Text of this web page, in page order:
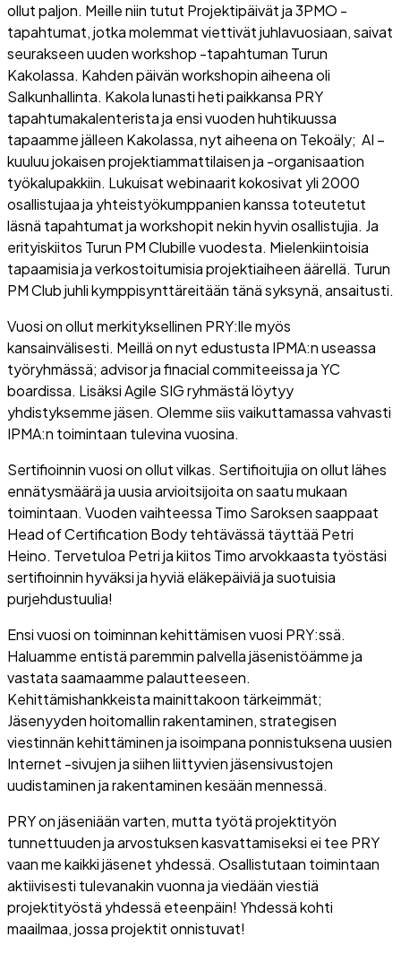
ollut paljon. Meille niin tutut Projektipäivät ja 3PMO -
tapahtumat, jotka molemmat viettivät juhlavuosiaan, saivat
seurakseen uuden workshop -tapahtuman Turun
Kakolassa. Kahden päivän workshopin aiheena oli
Salkunhallinta. Kakola lunasti heti paikkansa PRY
tapahtumakalenterista ja ensi vuoden huhtikuussa
tapaamme jälleen Kakolassa, nyt aiheena on Tekoäly; AI –
kuuluu jokaisen projektiammattilaisen ja -organisaation
työkalupakkiin. Lukuisat webinaarit kokosivat yli 2000
osallistujaa ja yhteistyökumppanien kanssa toteutetut
läsnä tapahtumat ja workshopit nekin hyvin osallistujia. Ja
erityiskiitos Turun PM Clubille vuodesta. Mielenkiintoisia
tapaamisia ja verkostoitumisia projektiaiheen äärellä. Turun
PM Club juhli kymppisynttäreitään tänä syksynä, ansaitusti.
Vuosi on ollut merkityksellinen PRY:lle myös
kansainvälisesti. Meillä on nyt edustusta IPMA:n useassa
työryhmässä; advisor ja finacial commiteeissa ja YC
boardissa. Lisäksi Agile SIG ryhmästä löytyy
yhdistyksemme jäsen. Olemme siis vaikuttamassa vahvasti
IPMA:n toimintaan tulevina vuosina.
Sertifioinnin vuosi on ollut vilkas. Sertifioitujia on ollut lähes
ennätysmäärä ja uusia arvioitsijoita on saatu mukaan
toimintaan. Vuoden vaihteessa Timo Saroksen saappaat
Head of Certification Body tehtävässä täyttää Petri
Heino. Tervetuloa Petri ja kiitos Timo arvokkaasta työstäsi
sertifioinnin hyväksi ja hyviä eläkepäiviä ja suotuisia
purjehdustuulia!
Ensi vuosi on toiminnan kehittämisen vuosi PRY:ssä.
Haluamme entistä paremmin palvella jäsenistöämme ja
vastata saamaamme palautteeseen.
Kehittämishankkeista mainittakoon tärkeimmät;
Jäsenyyden hoitomallin rakentaminen, strategisen
viestinnän kehittäminen ja isoimpana ponnistuksena uusien
Internet -sivujen ja siihen liittyvien jäsensivustojen
uudistaminen ja rakentaminen kesään mennessä.
PRY on jäseniään varten, mutta työtä projektityön
tunnettuuden ja arvostuksen kasvattamiseksi ei tee PRY
vaan me kaikki jäsenet yhdessä. Osallistutaan toimintaan
aktiivisesti tulevanakin vuonna ja viedään viestiä
projektityöstä yhdessä eteenpäin! Yhdessä kohti
maailmaa, jossa projektit onnistuvat!